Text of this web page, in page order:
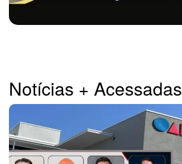
Notícias + Acessadas